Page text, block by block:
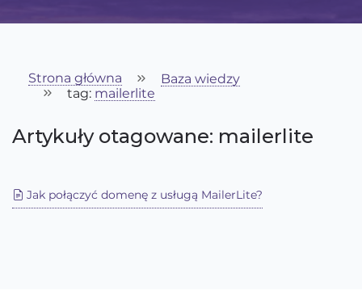
Strona główna
Baza wiedzy
tag: mailerlite
Artykuły otagowane: mailerlite
Jak połączyć domenę z usługą MailerLite?